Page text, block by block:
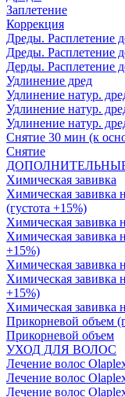
Заплетение
Коррекция
Дреды. Расплетение
Дреды. Расплетение
Дерды. Расплетение
Удлинение дред
Удлинение натур.
Удлинение натур.
Удлинение натур.
Снятие 30 мин (к
Снятие
Химическая завивка
Химическая завивка
(густота +15%)
Химическая завивка
Химическая завивка
+15%)
Химическая завивка
Химическая завивка
+15%)
Химическая завивка
Прикорневой объем
Прикорневой объем
УХОД ДЛЯ ВОЛОС
Лечение волос
Лечение волос
Лечение волос